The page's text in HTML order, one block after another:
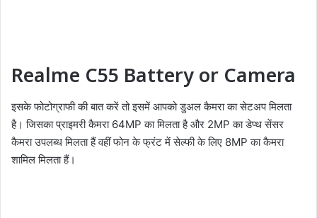
Realme C55 Battery or Camera
इसके फोटोग्राफी की बात करें तो इसमें आपको डुअल कैमरा का सेटअप मिलता
है। जिसका प्राइमरी कैमरा 64MP का मिलता है और 2MP का डेप्थ सेंसर
कैमरा उपलब्ध मिलता हैं वहीं फोन के फ्रंट में सेल्फी के लिए 8MP का कैमरा
शामिल मिलता हैं।